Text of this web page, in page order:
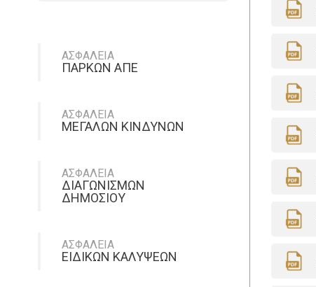
ΑΣΦΑΛΕΙΑ
ΠΑΡΚΩΝ ΑΠΕ
ΑΣΦΑΛΕΙΑ
ΜΕΓΑΛΩΝ ΚΙΝΔΥΝΩΝ
ΑΣΦΑΛΕΙΑ
ΔΙΑΓΩΝΙΣΜΩΝ
ΔΗΜΟΣΙΟΥ
ΑΣΦΑΛΕΙΑ
ΕΙΔΙΚΩΝ ΚΑΛΥΨΕΩΝ